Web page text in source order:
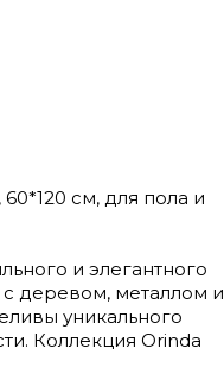
см, для пола и
и элегантного
деревом, металлом и
уникального
Коллекция Orinda